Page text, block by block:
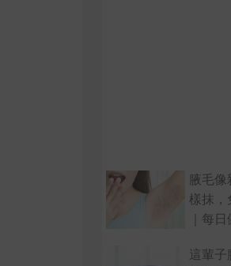
腋毛
樣抹，
｜每
這輩